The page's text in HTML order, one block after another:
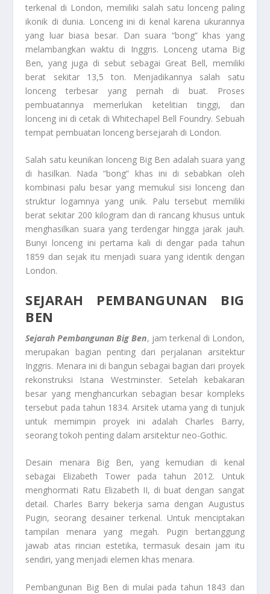
terkenal di London, memiliki salah satu lonceng paling
ikonik di dunia. Lonceng ini di kenal karena ukurannya
yang luar biasa besar. Dan suara “bong” khas yang
melambangkan waktu di Inggris. Lonceng utama Big
Ben, yang juga di sebut sebagai Great Bell, memiliki
berat sekitar 13,5 ton. Menjadikannya salah satu
lonceng terbesar yang pernah di buat. Proses
pembuatannya memerlukan ketelitian tinggi, dan
lonceng ini di cetak di Whitechapel Bell Foundry. Sebuah
tempat pembuatan lonceng bersejarah di London.
Salah satu keunikan lonceng Big Ben adalah suara yang
di hasilkan. Nada “bong” khas ini di sebabkan oleh
kombinasi palu besar yang memukul sisi lonceng dan
struktur logamnya yang unik. Palu tersebut memiliki
berat sekitar 200 kilogram dan di rancang khusus untuk
menghasilkan suara yang terdengar hingga jarak jauh.
Bunyi lonceng ini pertama kali di dengar pada tahun
1859 dan sejak itu menjadi suara yang identik dengan
London.
SEJARAH PEMBANGUNAN BIG
BEN
Sejarah Pembangunan Big Ben, jam terkenal di London,
merupakan bagian penting dari perjalanan arsitektur
Inggris. Menara ini di bangun sebagai bagian dari proyek
rekonstruksi Istana Westminster. Setelah kebakaran
besar yang menghancurkan sebagian besar kompleks
tersebut pada tahun 1834. Arsitek utama yang di tunjuk
untuk memimpin proyek ini adalah Charles Barry,
seorang tokoh penting dalam arsitektur neo-Gothic.
Desain menara Big Ben, yang kemudian di kenal
sebagai Elizabeth Tower pada tahun 2012. Untuk
menghormati Ratu Elizabeth II, di buat dengan sangat
detail. Charles Barry bekerja sama dengan Augustus
Pugin, seorang desainer terkenal. Untuk menciptakan
tampilan menara yang megah. Pugin bertanggung
jawab atas rincian estetika, termasuk desain jam itu
sendiri, yang menjadi elemen khas menara.
Pembangunan Big Ben di mulai pada tahun 1843 dan